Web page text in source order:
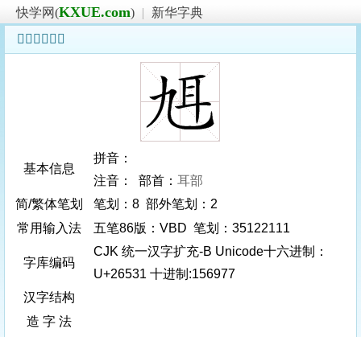
快学网(KXUE.com) |
新华字典
𦔱字基本信息
基本信息
拼音：
注音： 部首： 耳部
简/繁体笔划
笔划：8 部外笔划：2
常用输入法
五笔86版：VBD 笔划：35122111
字库编码
CJK 统一汉字扩充-B Unicode十六进制：
U+26531 十进制:156977
汉字结构
造 字 法